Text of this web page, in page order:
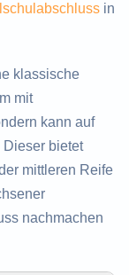
in
klassische
mit
kann auf
bietet
mittleren Reife
nachmachen